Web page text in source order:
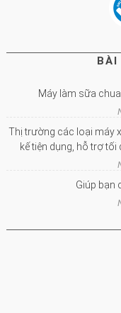
BÀI
Máy làm sữa
Thị trường các loại máy
kế tiện dụng, hỗ trợ
Giúp bạn